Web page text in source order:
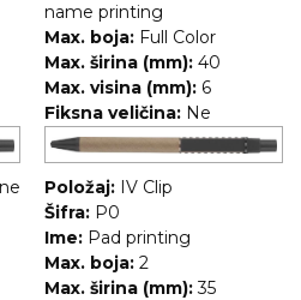
name printing
Max. boja: Full Color
Max. širina (mm): 40
Max. visina (mm): 6
Fiksna veličina: Ne
Položaj: IV Clip
Šifra: P0
Ime: Pad printing
Max. boja: 2
Max. širina (mm): 35